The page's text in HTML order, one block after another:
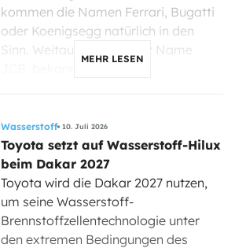
kommen die Namen Ferrari, Bugatti
oder Koenigsegg natürlich in den
Sinn. Weitaus weniger der Name
MEHR LESEN
Wasserstoff 10. Juli 2026
Toyota setzt auf Wasserstoff-Hilux
beim Dakar 2027
Toyota wird die Dakar 2027 nutzen,
um seine Wasserstoff-
Brennstoffzellentechnologie unter
den extremen Bedingungen des